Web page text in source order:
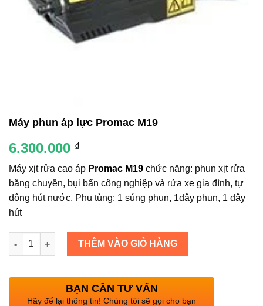
Máy phun áp lực Promac M19
6.300.000 ₫
Máy xịt rửa cao áp Promac M19 chức năng: phun xịt rửa
băng chuyền, bụi bẩn công nghiệp và rửa xe gia đình, tự
động hút nước. Phụ tùng: 1 súng phun, 1dây phun, 1 dây
hút
Số lượng
THÊM VÀO GIỎ HÀNG
BẠN CẦN TƯ VẤN
Hãy để lại thông tin! Chúng tôi sẽ gọi cho bạn